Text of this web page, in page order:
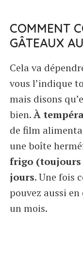
COMMENT
GÂTEAUX
Cela va
vous l’indique
mais disons
bien.À
de film
une boîte
frigo (toujours
jours. Une fois
pouvez aussi
un mois.